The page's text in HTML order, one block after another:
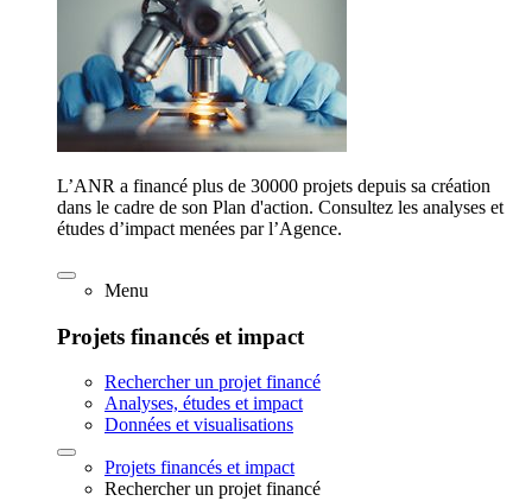
L’ANR a financé plus de 30000 projets depuis sa création
dans le cadre de son Plan d'action. Consultez les analyses et
études d’impact menées par l’Agence.
Menu
Projets financés et impact
Rechercher un projet financé
Analyses, études et impact
Données et visualisations
Projets financés et impact
Rechercher un projet financé